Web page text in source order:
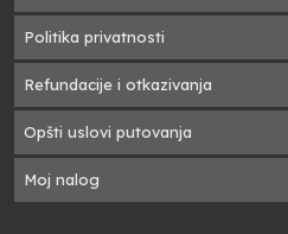
Politika privatnosti
Refundacije i otkazivanja
Opšti uslovi putovanja
Moj nalog